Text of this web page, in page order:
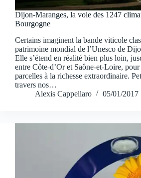
Dijon-Maranges, la voie des 1247
Bourgogne
Certains imaginent la bande viticole
patrimoine mondial de l’Unesco de
Elle s’étend en réalité bien plus loin,
entre Côte-d’Or et Saône-et-Loire,
parcelles à la richesse extraordinaire.
travers nos…
Alexis Cappellaro
05/01/2017